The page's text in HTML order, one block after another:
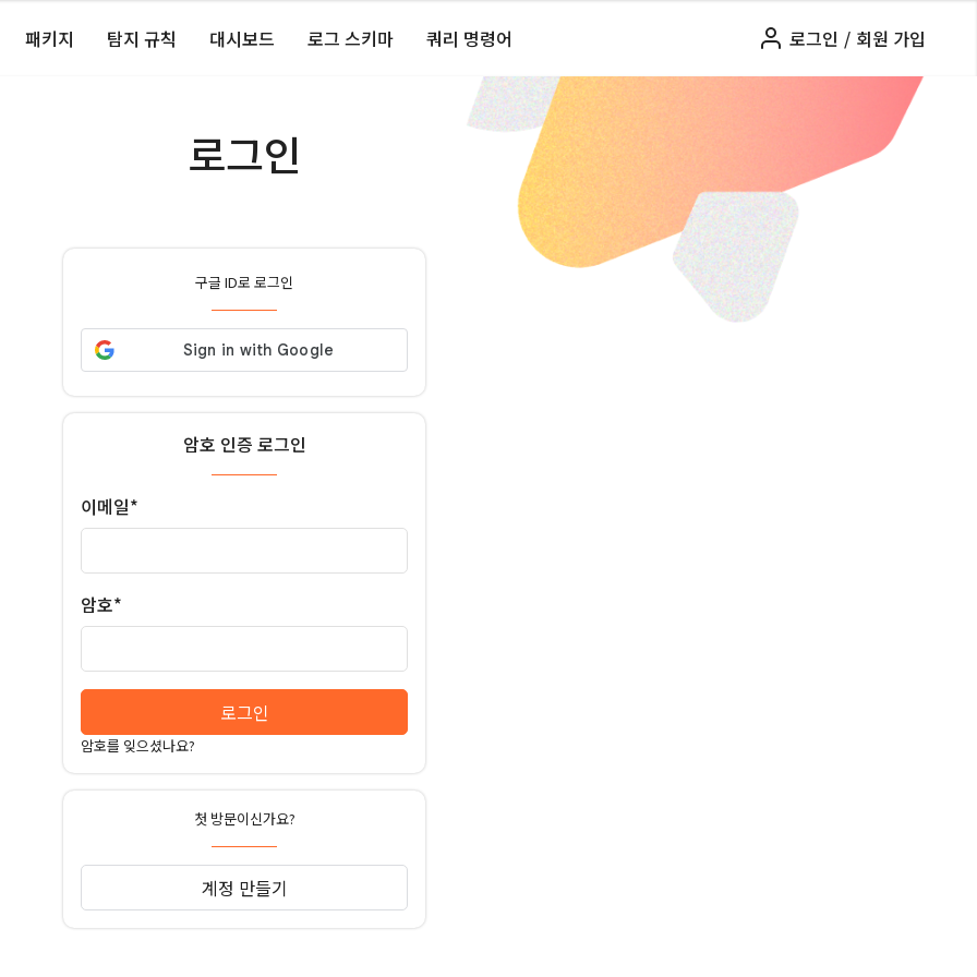
패키지 탐지 규칙 대시보드 로그 스키마 쿼리 명령어 로그인 / 회원 가입
로그인
구글 ID로 로그인
암호 인증 로그인
이메일*
암호*
로그인
암호를 잊으셨나요?
첫 방문이신가요?
계정 만들기